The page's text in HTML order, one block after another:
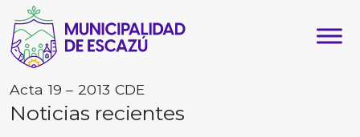
Acta 19 – 2013 CDE
Noticias recientes